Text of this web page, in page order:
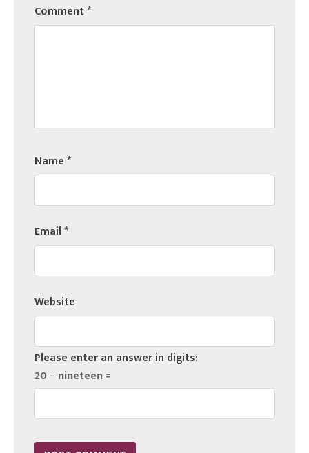
Comment*
Name*
Email*
Website
Please enter an answer in digits:
20 − nineteen =